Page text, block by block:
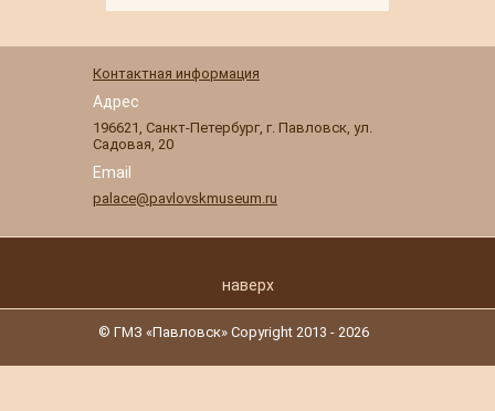
Контактная информация
Адрес
196621 , Санкт-Петербург, г. Павловск, ул.
Садовая, 20
Email
palace@pavlovskmuseum.ru
наверх
© ГМЗ «Павловск» Copyright 2013 - 2026